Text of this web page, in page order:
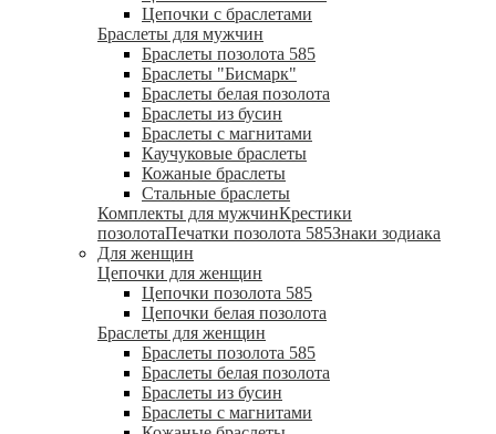
Цепочки с браслетами
Браслеты для мужчин
Браслеты позолота 585
Браслеты "Бисмарк"
Браслеты белая позолота
Браслеты из бусин
Браслеты с магнитами
Каучуковые браслеты
Кожаные браслеты
Стальные браслеты
Комплекты для мужчинКрестики
позолотаПечатки позолота 585Знаки зодиака
Для женщин
Цепочки для женщин
Цепочки позолота 585
Цепочки белая позолота
Браслеты для женщин
Браслеты позолота 585
Браслеты белая позолота
Браслеты из бусин
Браслеты с магнитами